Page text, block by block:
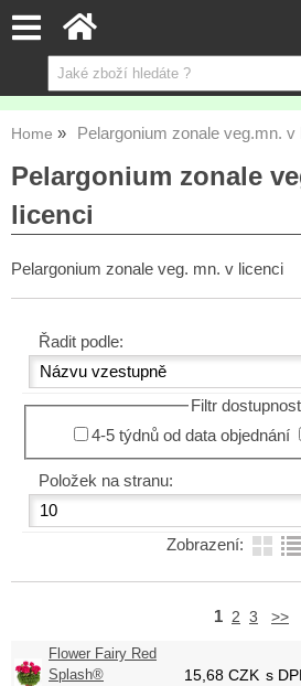
Home Pelargonium zonale veg.mn. v
Pelargonium zonale
licenci
Pelargonium zonale veg. mn. v licenci
Řadit podle:
Filtr
4-5 týdnů od data objednání
Položek na stranu:
Zobrazení:
1 2 3 >>
Flower Fairy Red
Splash®
15,68 CZK s